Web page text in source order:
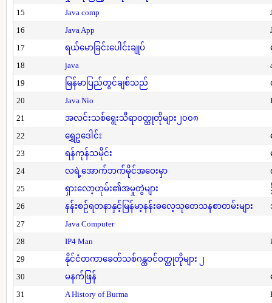
15
Java comp
16
Java App
17
ရယ်မောခြင်းပေါင်းချုပ်
18
java
19
မြန်မာပြည်တွင်ချစ်သည်
20
Java Nio
21
အလင်းသစ်ရွေးသီရာဝတ္ထုတိုများ၂၀၀၈
22
ရွှေဥဒေါင်း
23
ရန်ကုန်သမိုင်း
24
လရဲ့အောက်ဘက်မိုင်အဝေးမှာ
25
ရှားလော့ဟုမ်း၏အမှုတွဲများ
26
နန်းစဉ်ရတနာနှင့်မြန်မာ့နန်းဓလေ့သုတေသနစာတမ်းများ
27
Java Computer
28
IP4 Man
29
နိုင်ငံတကာခေတ်သစ်ဂန္ထဝင်ဝတ္ထုတိုများ ၂
30
မနက်ဖြန်
31
A History of Burma